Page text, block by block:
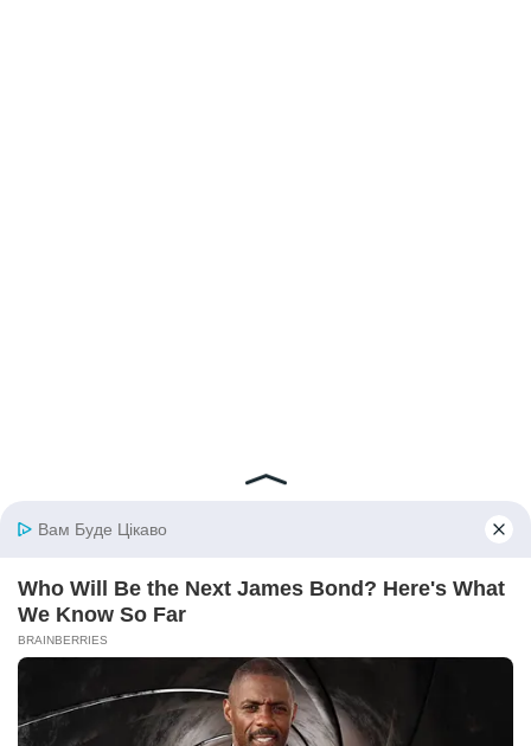
© 2026 iBilingua
Політика конфіденційності та умови користування
сайтом (Privacy Policy)